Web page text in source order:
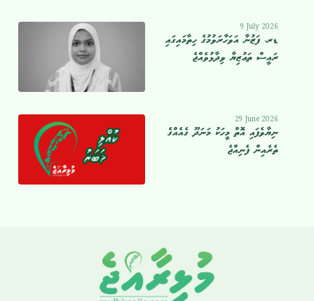
9 July 2026
ޑރ. ފަޒުނާ އަވަހާރަވުމުގެ ހިތާމައިގައި
ރައީސް ތަޢުޒިޔާ ވިދާޅުވެއްޖެ
29 June 2026
ނިޔާވެފައި އޮތް މީހަކު މަނަދޫ ގެއެއްގެ
ތެރެއިން ފެނިއްޖެ